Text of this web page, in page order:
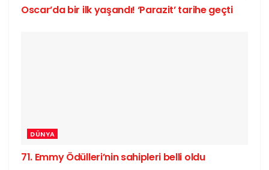
Oscar’da bir ilk yaşandı! ‘Parazit’ tarihe geçti
DÜNYA
71. Emmy Ödülleri’nin sahipleri belli oldu